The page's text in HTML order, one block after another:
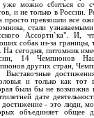
уже можно сбиться со
и не только в России.
просто превзошли все
стали
Ассорти`ка". И,
собак из-за границы,
На сегодня, питомник
14 Чемпионов
других стран,
достижения
и только как тот
была бы не
дате
- это люди,
объединяет общее